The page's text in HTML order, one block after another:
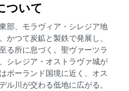
ついて
部、モラヴィア・シレジア地
かつて炭鉱と製鉄で発展し、
る所に息づく。聖ヴァーツラ
シレジア・オストラヴァ城が
ポーランド国境に近く、オス
ル川が交わる低地に広がる。